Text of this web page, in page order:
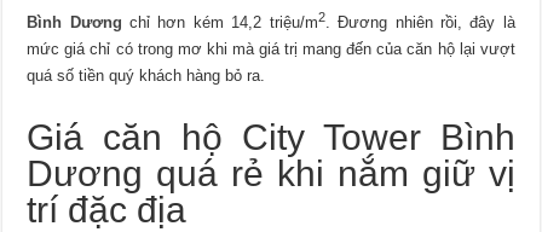
Bình Dương chỉ hơn kém 14,2 triệu/m2. Đương nhiên rồi, đây là
mức giá chỉ có trong mơ khi mà giá trị mang đến của căn hộ lại vượt
quá số tiền quý khách hàng bỏ ra.
Giá căn hộ City Tower Bình
Dương quá rẻ khi nắm giữ vị
trí đặc địa